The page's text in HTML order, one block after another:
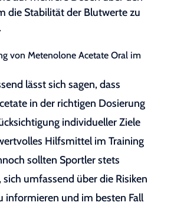
die Stabilität der Blutwerte zu
von Metenolone Acetate Oral im
lässt sich sagen, dass
in der richtigen Dosierung
individueller Ziele
Hilfsmittel im Training
sollten Sportler stets
umfassend über die Risiken
informieren und im besten Fall